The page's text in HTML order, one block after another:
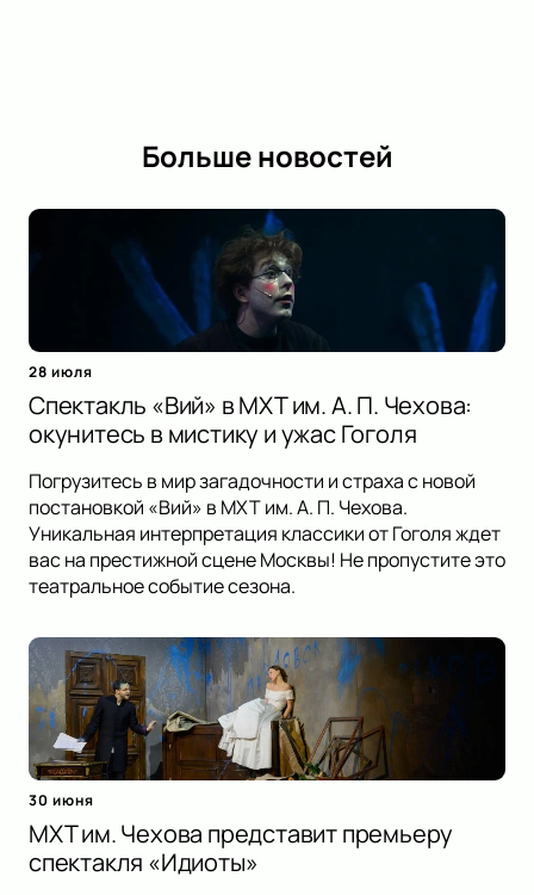
Больше новостей
28 июля
Спектакль «Вий» в МХТ им. А. П. Чехова:
окунитесь в мистику и ужас Гоголя
Погрузитесь в мир загадочности и страха с новой
постановкой «Вий» в МХТ им. А. П. Чехова.
Уникальная интерпретация классики от Гоголя ждет
вас на престижной сцене Москвы! Не пропустите это
театральное событие сезона.
30 июня
МХТ им. Чехова представит премьеру
спектакля «Идиоты»